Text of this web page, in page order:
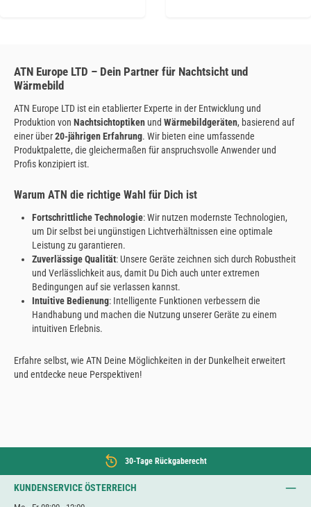
ATN Europe LTD – Dein Partner für Nachtsicht und
Wärmebild
ATN Europe LTD ist ein etablierter Experte in der Entwicklung und
Produktion von Nachtsichtoptiken und Wärmebildgeräten, basierend auf
einer über20-jährigen Erfahrung. Wir bieten eine umfassende
Produktpalette, die gleichermaßen für anspruchsvolle Anwender und
Profis konzipiert ist.
Warum ATN die richtige Wahl für Dich ist
Fortschrittliche Technologie: Wir nutzen modernste Technologien,
um Dir selbst bei ungünstigen Lichtverhältnissen eine optimale
Leistung zu garantieren.
Zuverlässige Qualität: Unsere Geräte zeichnen sich durch Robustheit
und Verlässlichkeit aus, damit Du Dich auch unter extremen
Bedingungen auf sie verlassen kannst.
Intuitive Bedienung: Intelligente Funktionen verbessern die
Handhabung und machen die Nutzung unserer Geräte zu einem
intuitiven Erlebnis.
Erfahre selbst, wie ATN Deine Möglichkeiten in der Dunkelheit erweitert
und entdecke neue Perspektiven!
30-Tage Rückgaberecht
KUNDENSERVICE ÖSTERREICH